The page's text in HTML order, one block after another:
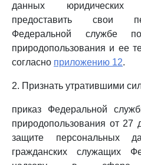
данных юридических
предоставить свои
Федеральной службе
природопользования и ее
согласно приложению 12.
2. Признать утратившими
приказ Федеральной
природопользования от 27
защите персональных
гражданских служащих